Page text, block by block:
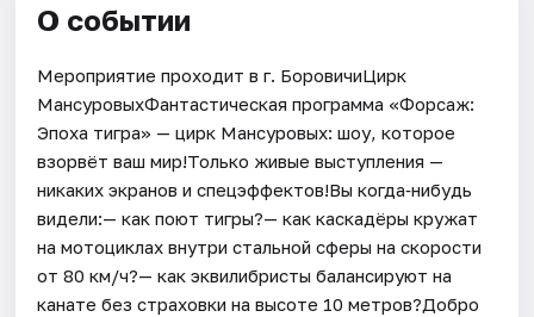
О событии
Мероприятие проходит в г. БоровичиЦирк
МансуровыхФантастическая программа «Форсаж:
Эпоха тигра» — цирк Мансуровых: шоу, которое
взорвёт ваш мир!Только живые выступления —
никаких экранов и спецэффектов!Вы когда‑нибудь
видели:— как поют тигры?— как каскадёры кружат
на мотоциклах внутри стальной сферы на скорости
от 80 км/ч?— как эквилибристы балансируют на
канате без страховки на высоте 10 метров?Добро